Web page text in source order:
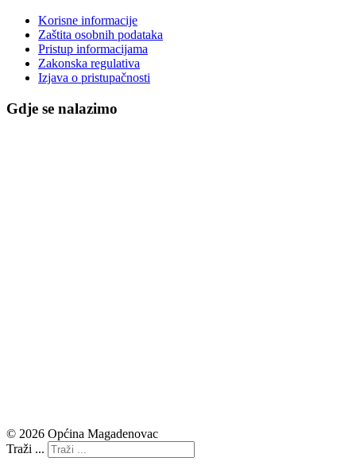
Korisne informacije
Zaštita osobnih podataka
Pristup informacijama
Zakonska regulativa
Izjava o pristupačnosti
Gdje se nalazimo
© 2026 Općina Magadenovac
Traži ...